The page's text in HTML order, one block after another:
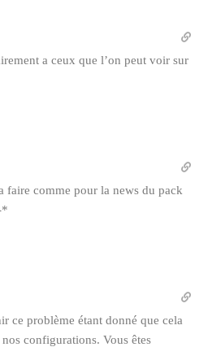
a ceux que l’on peut voir sur
comme pour la news du pack
*
ce problème étant donné que cela
configurations. Vous êtes